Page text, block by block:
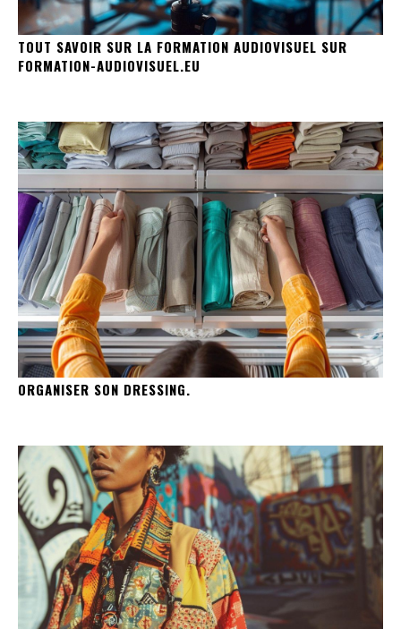
TOUT SAVOIR SUR LA FORMATION AUDIOVISUEL SUR
FORMATION-AUDIOVISUEL.EU
ORGANISER SON DRESSING.